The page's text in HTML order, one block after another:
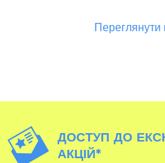
Переглянути
ДОСТУП ДО
АКЦІЙ*